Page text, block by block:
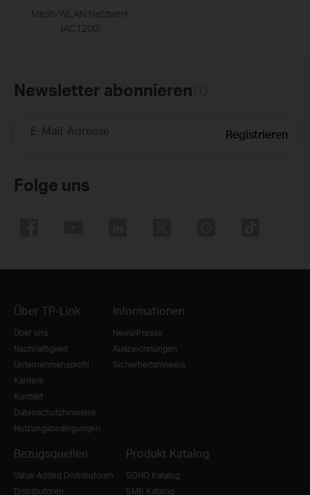
Mesh-WLAN Netzwerk
(AC1200)
Newsletter abonnieren
E-Mail-Adresse Registrieren
Folge uns
Über TP-Link
Über uns
Nachhaltigkeit
Unternehmensprofil
Karriere
Kontakt
Datenschutzhinweise
Nutzungsbedingungen
Informationen
News/Presse
Auszeichnungen
Sicherheitshinweis
Bezugsquellen
Value Added Distributoren
Distributoren
Produkt Katalog
SOHO Katalog
SMB Katalog